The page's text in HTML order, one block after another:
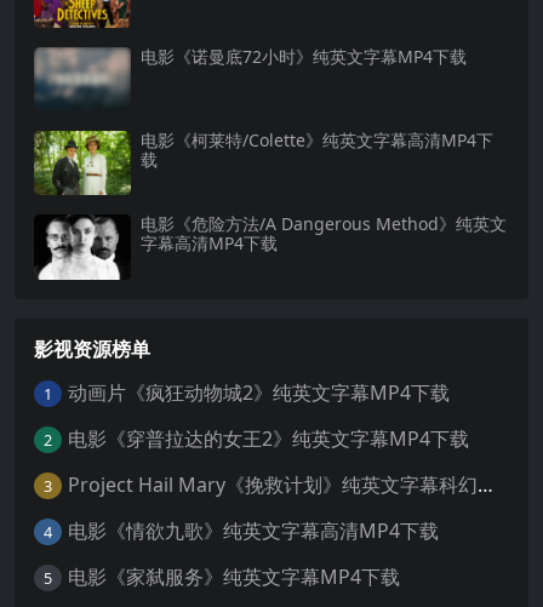
电影《诺曼底72小时》纯英文字幕MP4下载
电影《柯莱特/Colette》纯英文字幕高清MP4下
载
电影《危险方法/A Dangerous Method》纯英文
字幕高清MP4下载
影视资源榜单
1 动画片《疯狂动物城2》纯英文字幕MP4下载
2 电影《穿普拉达的女王2》纯英文字幕MP4下载
3 Project Hail Mary《挽救计划》纯英文字幕科幻电影MP4下载
4 电影《情欲九歌》纯英文字幕高清MP4下载
5 电影《家弑服务》纯英文字幕MP4下载